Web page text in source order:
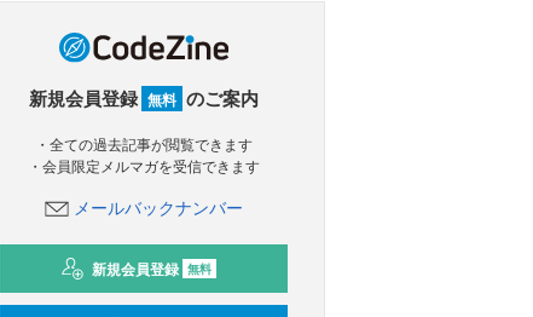
新規会員登録 無料 のご案内
・全ての過去記事が閲覧できます
・会員限定メルマガを受信できます
メールバックナンバー
新規会員登録 無料